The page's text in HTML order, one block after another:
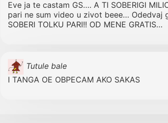
Eve ja te castam GS…. A TI SOBERIGI
pari ne sum video u zivot beee… Odedvaj
SOBERI TOLKU PARI!! OD MENE GRATIS…
Tutule bale
I TANGA OE OBPECAM AKO SAKAS